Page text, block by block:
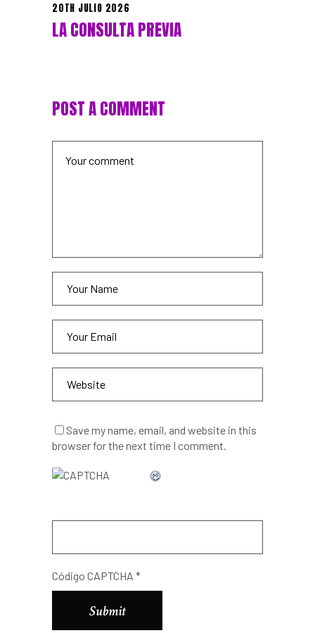
20TH JULIO 2026
LA CONSULTA PREVIA
POST A COMMENT
Save my name, email, and website in this
browser for the next time I comment.
Código CAPTCHA *